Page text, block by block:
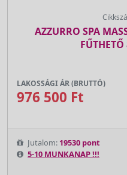
AZZURRO SPA
LAKOSSÁGI ÁR (BRUTTÓ)
976 500 Ft
Jutalom: 19530 pont
5-10 MUNKANAP !!!